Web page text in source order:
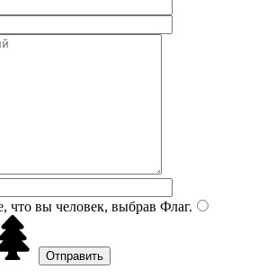
что вы человек, выбрав Флаг.